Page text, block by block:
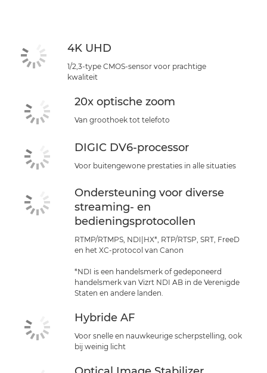
4K UHD
1/2,3-type CMOS-sensor voor prachtige
kwaliteit
20x optische zoom
Van groothoek tot telefoto
DIGIC DV6-processor
Voor buitengewone prestaties in alle situaties
Ondersteuning voor diverse
streaming- en
bedieningsprotocollen
RTMP/RTMPS, NDI|HX*, RTP/RTSP, SRT, FreeD
en het XC-protocol van Canon
*NDI is een handelsmerk of gedeponeerd
handelsmerk van Vizrt NDI AB in de Verenigde
Staten en andere landen.
Hybride AF
Voor snelle en nauwkeurige scherpstelling, ook
bij weinig licht